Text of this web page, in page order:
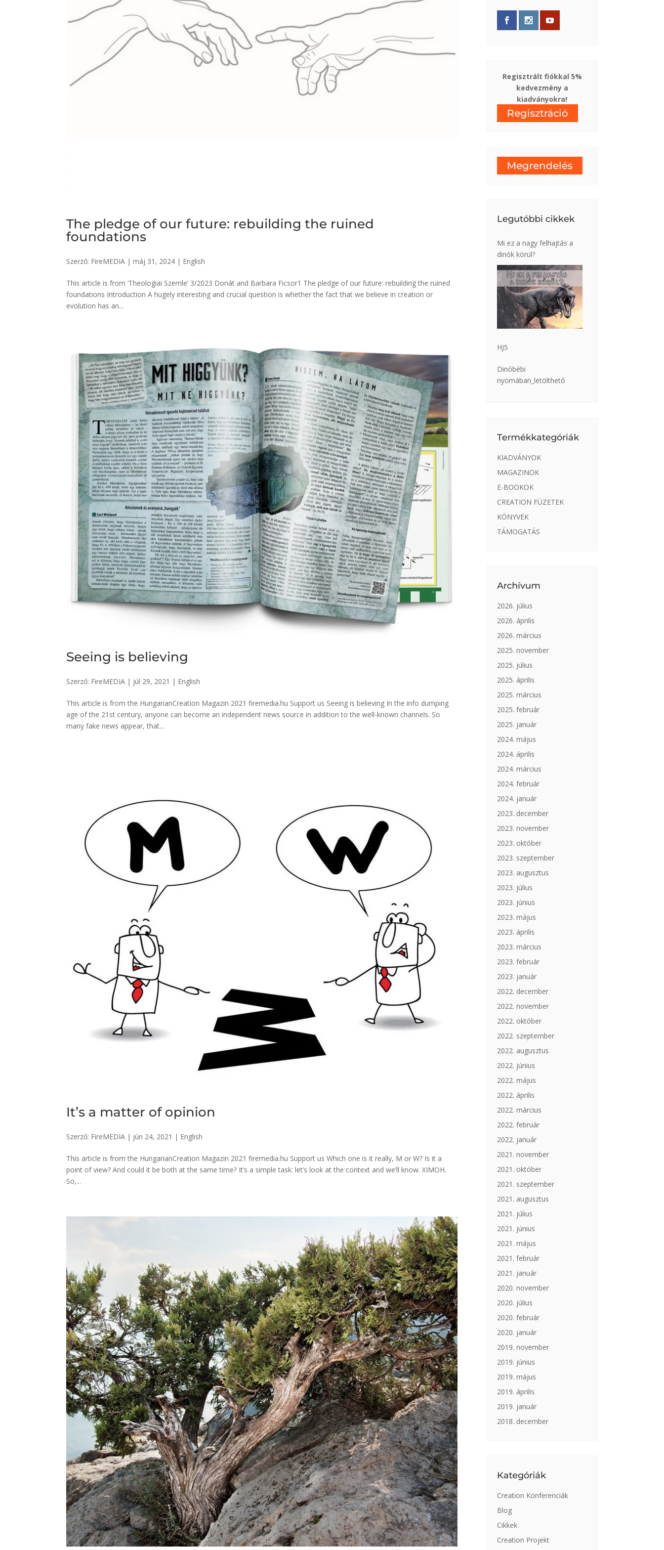
The pledge of our future: rebuilding the ruined
foundations
Szerző: FireMEDIA |máj 31, 2024 | English
This article is from ‘Theologiai Szemle’ 3/2023 Donát and Barbara Ficsor1 The pledge of our future: rebuilding the ruined
foundations Introduction A hugely interesting and crucial question is whether the fact that we believe in creation or
evolution has an...
Seeing is believing
Szerző: FireMEDIA | júl 29, 2021 | English
This article is from the HungarianCreation Magazin 2021 firemedia.hu Support us Seeing is believing In the info dumping
age of the 21st century, anyone can become an independent news source in addition to the well-known channels. So
many fake news appear, that...
It’s a matter of opinion
Szerző: FireMEDIA | jún 24, 2021 | English
This article is from the HungarianCreation Magazin 2021 firemedia.hu Support us Which one is it really, M or W? Is it a
point of view? And could it be both at the same time? It’s a simple task: let’s look at the context and we’ll know. XIMOH.
So,...
Regisztrált fiókkal 5%
kedvezmény a
kiadványokra!
Regisztráció
Megrendelés
Legutóbbi cikkek
Mi ez a nagy felhajtás a
dinók körül?
HJ5
Dinóbébi
nyomában_letölthető
Termékkategóriák
KIADVÁNYOK
MAGAZINOK
E-BOOKOK
CREATION FÜZETEK
KÖNYVEK
TÁMOGATÁS
Archívum
2026. július
2026. április
2026. március
2025. november
2025. július
2025. április
2025. március
2025. február
2025. január
2024. május
2024. április
2024. március
2024. február
2024. január
2023. december
2023. november
2023. október
2023. szeptember
2023. augusztus
2023. július
2023. június
2023. május
2023. április
2023. március
2023. február
2023. január
2022. december
2022. november
2022. október
2022. szeptember
2022. augusztus
2022. június
2022. május
2022. április
2022. március
2022. február
2022. január
2021. november
2021. október
2021. szeptember
2021. augusztus
2021. július
2021. június
2021. május
2021. február
2021. január
2020. november
2020. július
2020. február
2020. január
2019. november
2019. június
2019. május
2019. április
2019. január
2018. december
Kategóriák
Creation Konferenciák
Blog
Cikkek
Creation Projekt